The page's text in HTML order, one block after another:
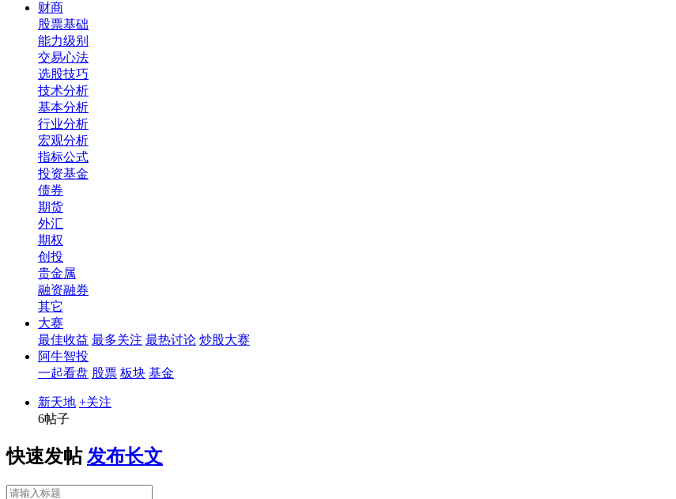
财商
股票基础
能力级别
交易心法
选股技巧
技术分析
基本分析
行业分析
宏观分析
指标公式
投资基金
债券
期货
外汇
期权
创投
贵金属
融资融券
其它
大赛
最佳收益 最多关注 最热讨论 炒股大赛
阿牛智投
一起看盘 股票 板块 基金
新天地 +关注
6帖子
快速发帖 发布长文